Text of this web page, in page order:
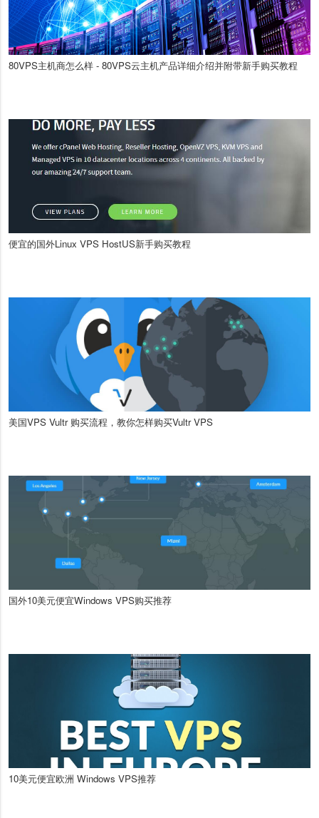
80VPS主机商怎么样 - 80VPS云主机产品详细介绍并附带新手购买教程
便宜的国外Linux VPS HostUS新手购买教程
美国VPS Vultr 购买流程，教你怎样购买Vultr VPS
国外10美元便宜Windows VPS购买推荐
10美元便宜欧洲 Windows VPS推荐